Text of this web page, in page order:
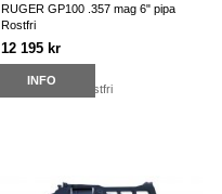
RUGER GP100 .357 mag 6" pipa
Rostfri
12 195 kr
INFO